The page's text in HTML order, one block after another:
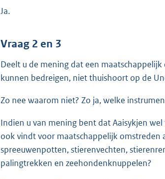
Ja.
Vraag 2 en 3
Deelt u de mening dat een
kunnen bedreigen, niet thuishoort op de
Zo nee waarom niet? Zo ja, welke
Indien u van mening bent dat Aaisykjen
ook vindt voor maatschappelijk omstreden
spreeuwenpotten, stierenvechten,
palingtrekken en zeehondenknuppelen?